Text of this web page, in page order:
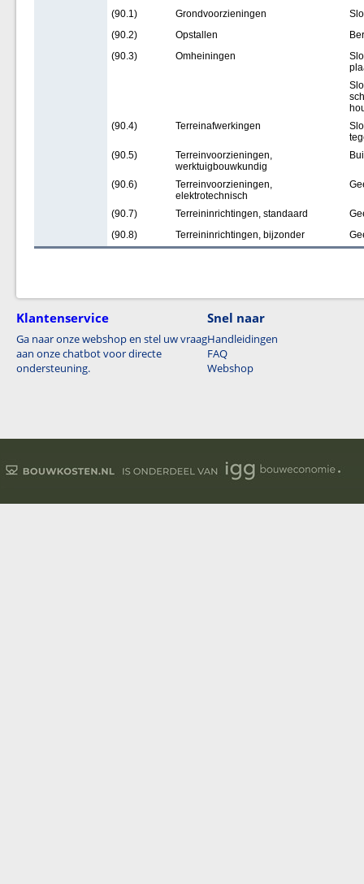
(90.1)
Grondvoorzieningen
(90.2)
Opstallen
(90.3)
Omheiningen
(90.4)
Terreinafwerkingen
(90.5)
Terreinvoorzieningen,
werktuigbouwkundig
(90.6)
Terreinvoorzieningen,
elektrotechnisch
(90.7) Terreininrichtingen, standaard
(90.8)
Terreininrichtingen, bijzonder
Klantenservice
Ga naar onze webshop en stel uw vraag
aan onze chatbot voor directe
ondersteuning.
Snel naar
Handleidingen
FAQ
Webshop